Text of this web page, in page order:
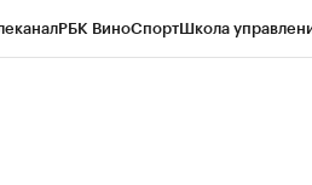
РБК ВиноСпортШкола